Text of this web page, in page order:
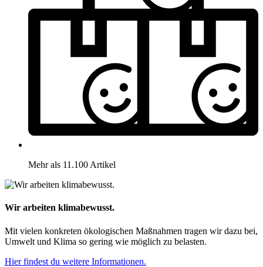
Mehr als 11.100 Artikel
Wir arbeiten klimabewusst.
Mit vielen konkreten ökologischen Maßnahmen tragen wir dazu bei,
Umwelt und Klima so gering wie möglich zu belasten.
Hier findest du weitere Informationen.